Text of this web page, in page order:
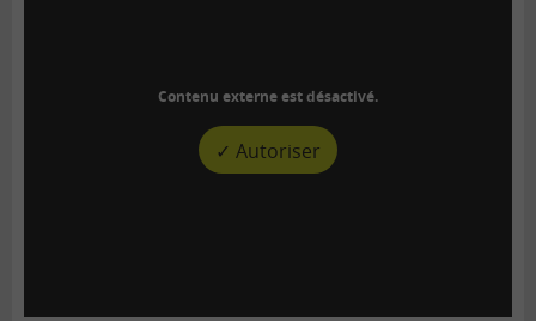
Contenu externe est désactivé.
✓ Autoriser